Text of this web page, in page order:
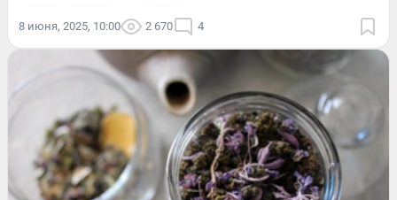
8 июня, 2025, 10:00 2 670 4